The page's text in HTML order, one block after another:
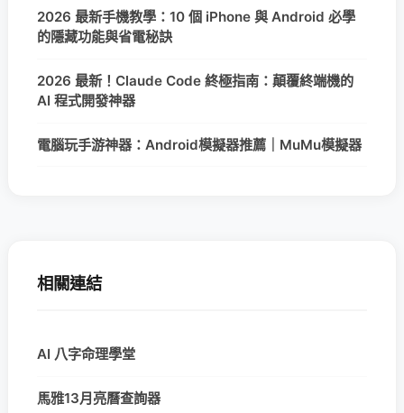
2026 最新手機教學：10 個 iPhone 與 Android 必學
的隱藏功能與省電秘訣
2026 最新！Claude Code 終極指南：顛覆終端機的
AI 程式開發神器
電腦玩手游神器：Android模擬器推薦｜MuMu模擬器
相關連結
AI 八字命理學堂
馬雅13月亮曆查詢器